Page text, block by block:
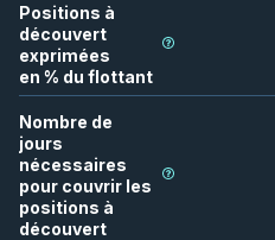
Positions à
découvert
exprimées
en % du flottant
Nombre de
jours
nécessaires
pour couvrir les
positions à
découvert